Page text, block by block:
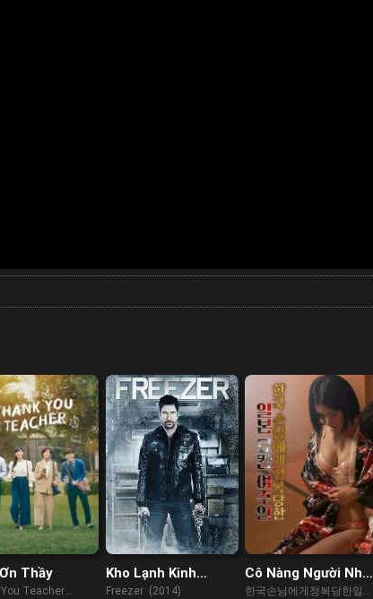
Thầy
Teacher
Kho Lạnh Kinh
Hoàng
Freezer (2014)
Cô Nàng Người Nhật
Xinh Đẹp Đã Bị Tôi
한국손님에게정복당한일본